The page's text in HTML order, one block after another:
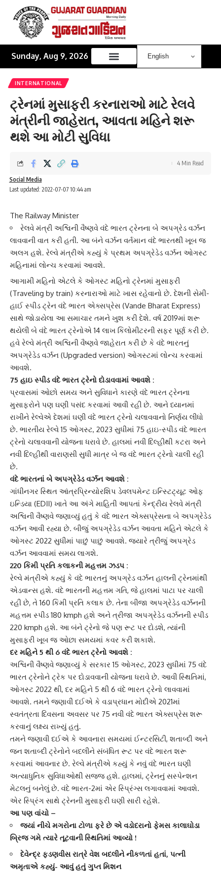
Sunday, Aug 9, 2026
INTERNATIONAL
ટ્રેનમાં મુસાફરી કરનારાઓ માટે રેલવે
મંત્રીની જાહેરાત, આવતા મહિને શરૂ
થશે આ મોટી સુવિધા
Last updated: 2022-07-07 10:44 am
Social Media
4 Min Read
The Railway Minister
રેલવે મંત્રી અશ્વિની વૈષ્ણવે વંદે ભારત ટ્રેનના બે અપગ્રેડ વર્ઝન
લાવવાની વાત કરી હતી. આ બંને વર્ઝન વર્તમાન વંદે ભારતથી ખૂબ જ
અલગ હશે. રેલ્વે મંત્રીએ કહ્યું કે પ્રથમ અપગ્રેડેડ વર્ઝન ઓગસ્ટ
મહિનામાં લોન્ચ કરવામાં આવશે.
આગામી મહિનો એટલે કે ઓગસ્ટ મહિનો ટ્રેનમાં મુસાફરી
(Traveling by train) કરનારાઓ માટે ખાસ રહેવાનો છે. દેશની સેમી-
હાઈ સ્પીડ ટ્રેન વંદે ભારત એક્સપ્રેસ (Vande Bharat Express)
સાથે જોડાયેલા આ સમાચાર તમને ખુશ કરી દેશે. વર્ષ 2019માં શરૂ
થયેલી બે વંદે ભારત ટ્રેનોએ 14 લાખ કિલોમીટરની સફર પૂર્ણ કરી છે.
હવે રેલ્વે મંત્રી અશ્વિની વૈષ્ણવે જાહેરાત કરી છે કે વંદે ભારતનું
અપગ્રેડેડ વર્ઝન (Upgraded version) ઓગસ્ટમાં લોન્ચ કરવામાં
આવશે.
75 હાઇ સ્પીડ વંદે ભારત ટ્રેનો દોડાવવામાં આવશે :
પ્રવાસમાં ઓછો સમય અને સુવિધાને કારણે વંદે ભારત ટ્રેનના
મુસાફરોને પણ ઘણી પસંદ કરવામાં આવી રહી છે. આને ધ્યાનમાં
રાખીને રેલ્વેએ દેશમાં ઘણી વંદે ભારત ટ્રેનો ચલાવવાનો નિર્ણય લીધો
છે. ભારતીય રેલ્વે 15 ઓગસ્ટ, 2023 સુધીમાં 75 હાઇ-સ્પીડ વંદે ભારત
ટ્રેનો ચલાવવાની યોજના ધરાવે છે. હાલમાં નવી દિલ્હીથી કટરા અને
નવી દિલ્હીથી વારાણસી સુધી માત્ર બે જ વંદે ભારત ટ્રેનો ચાલી રહી
છે.
વંદે ભારતનાં બે અપગ્રેડેડ વર્ઝનઆવશે :
ગાંધીનગર સ્થિત આંત્રપ્રિન્યોરશિપ ડેવલપમેન્ટ ઇન્સ્ટિટ્યૂટ ઓફ
ઇન્ડિયા (EDII) ખાતે આ અંગે માહિતી આપતાં કેન્દ્રીય રેલવે મંત્રી
અશ્વિની વૈષ્ણવે જણાવ્યું હતું કે વંદે ભારત એક્સપ્રેસના બે અપગ્રેડેડ
વર્ઝન આવી રહ્યા છે. બીજું અપગ્રેડેડ વર્ઝન આવતા મહિને એટલે કે
ઓગસ્ટ 2022 સુધીમાં પાછું પાછું આવશે. જ્યારે ત્રીજું અપગ્રેડ
વર્ઝન આવવામાં સમય લાગશે.
220 કિમીપ્રતિ કલાકની મહત્તમ ઝડપ :
રેલ્વે મંત્રીએ કહ્યું કે વંદે ભારતનું અપગ્રેડ વર્ઝન હાલની ટ્રેનમાંથી
એડવાન્સ હશે. વંદે ભારતની મહત્તમ ગતિ, જે હાલમાં પાટા પર ચાલી
રહી છે, તે 160 કિમી પ્રતિ કલાક છે. તેના બીજા અપગ્રેડેડ વર્ઝનની
મહત્તમ સ્પીડ 180 kmph હશે અને ત્રીજા અપગ્રેડેડ વર્ઝનની સ્પીડ
220 kmph હશે. આ બંને ટ્રેનો જે પણ રૂટ પર દોડશે, ત્યાંની
મુસાફરી ખૂબ જ ઓછા સમયમાં કવર કરી શકાશે.
દર મહિને 5 થી 6 વંદે ભારત ટ્રેનો આવશે :
અશ્વિની વૈષ્ણવે જણાવ્યું કે સરકાર 15 ઓગસ્ટ, 2023 સુધીમાં 75 વંદે
ભારત ટ્રેનોને ટ્રેક પર દોડાવવાની યોજના ધરાવે છે. આવી સ્થિતિમાં,
ઓગસ્ટ 2022 થી, દર મહિને 5 થી 6 વંદે ભારત ટ્રેનો લાવવામાં
આવશે. તમને જણાવી દઈએ કે વડાપ્રધાન મોદીએ 2021માં
સ્વતંત્રતા દિવસના અવસર પર 75 નવી વંદે ભારત એક્સપ્રેસ શરૂ
કરવાનું લક્ષ્ય રાખ્યું હતું.
તમને જણાવી દઈએ કે આવનારા સમયમાં ઈન્ટરસિટી, શતાબ્દી અને
જન શતાબ્દી ટ્રેનોને બદલીને સંબંધિત રૂટ પર વંદે ભારત શરૂ
કરવામાં આવનાર છે. રેલ્વે મંત્રીએ કહ્યું કે નવું વંદે ભારત ઘણી
અત્યાધુનિક સુવિધાઓથી સજ્જ હશે. હાલમાં, ટ્રેનનું સસ્પેન્શન
મેટલનું બનેલું છે. વંદે ભારત-2માં એર સ્પ્રિંગ્સ લગાવવામાં આવશે.
એર સ્પ્રિંગ સાથે ટ્રેનની મુસાફરી ઘણી સારી રહેશે.
આ પણ વાંચો –
જ્યાં નીચે મગરોના ટોળા ફરે છે એ વડોદરાનો ફેમસ કાલાઘોડા
બ્રિજ ગમે ત્યારે તૂટવાની સ્થિતિમાં આવ્યો !
દેવેન્દ્ર ફડણવીસ રાત્રે વેશ બદલીને નીકળતાં હતાં, પત્ની
અમૃતાએ કહ્યું- આવું હતું ગુપ્ત મિશન